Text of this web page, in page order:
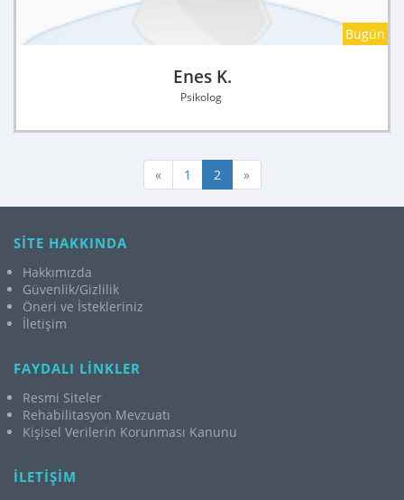
Bugün
Enes K.
Psikolog
« 1 2 »
SİTE HAKKINDA
Hakkımızda
Güvenlik/Gizlilik
Öneri ve İstekleriniz
İletişim
FAYDALI LİNKLER
Resmi Siteler
Rehabilitasyon Mevzuatı
Kişisel Verilerin Korunması Kanunu
İLETİŞİM